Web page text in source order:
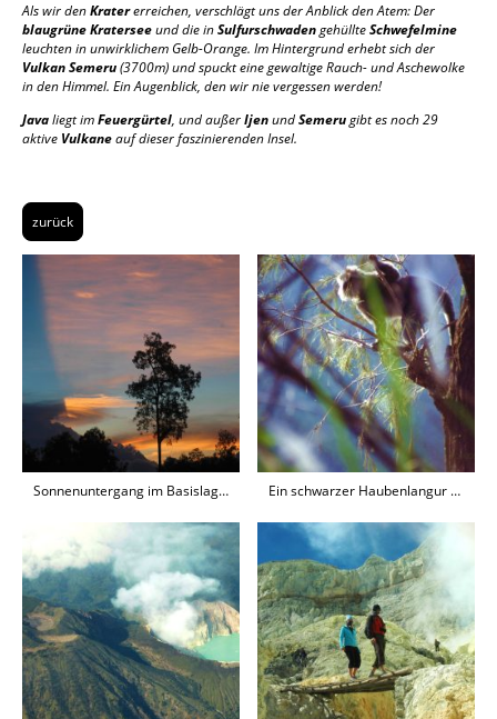
Als wir denKratererreichen, verschlägt uns der Anblick den Atem: Der
blaugrüne Kraterseeund die inSulfurschwadengehüllteSchwefelmine
leuchten in unwirklichem Gelb-Orange. Im Hintergrund erhebt sich der
Vulkan Semeru(3700m) und spuckt eine gewaltige Rauch- und Aschewolke
in den Himmel. Ein Augenblick, den wir nie vergessen werden!
Javaliegt imFeuergürtel, und außerIjenundSemerugibt es noch 29
aktive Vulkaneauf dieser faszinierenden Insel.
zurück
Sonnenuntergang im Basislager Ein schwarzer Haubenlangur beobachtet uns